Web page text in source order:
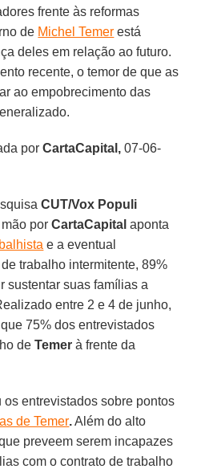
frente às reformas
de Michel Temer está
deles em relação ao futuro.
recente, o temor de que as
ao empobrecimento das
porCartaCapital, 07-06-
CUT/Vox Populi
mão porCartaCapital aponta
e a eventual
trabalho intermitente, 89%
sustentar suas famílias a
entre 2 e 4 de junho,
75% dos entrevistados
deTemer à frente da
entrevistados sobre pontos
de Temer.Além do alto
preveem serem incapazes
com o contrato de trabalho